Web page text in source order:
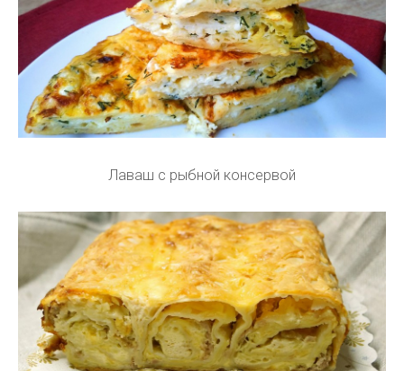
Лаваш с рыбной консервой